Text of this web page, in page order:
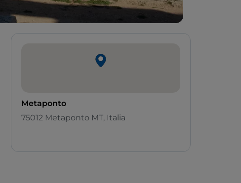
Metaponto
75012 Metaponto MT, Italia